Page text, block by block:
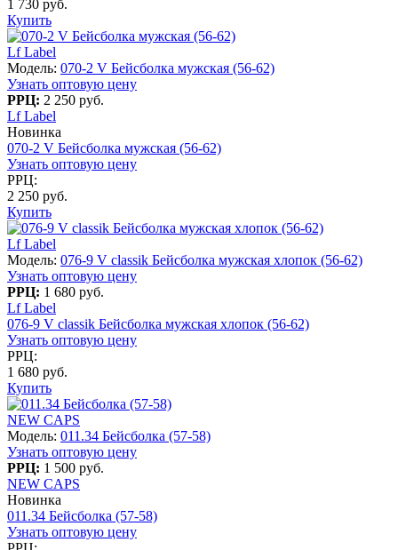
1 730 руб.
Купить
Lf Label
Модель: 070-2 V Бейсболка мужская (56-62)
Узнать оптовую цену
РРЦ: 2 250 руб.
Lf Label
Новинка
070-2 V Бейсболка мужская (56-62)
Узнать оптовую цену
РРЦ:
2 250 руб.
Купить
Lf Label
Модель: 076-9 V classik Бейсболка мужская хлопок (56-62)
Узнать оптовую цену
РРЦ: 1 680 руб.
Lf Label
076-9 V classik Бейсболка мужская хлопок (56-62)
Узнать оптовую цену
РРЦ:
1 680 руб.
Купить
NEW CAPS
Модель: 011.34 Бейсболка (57-58)
Узнать оптовую цену
РРЦ: 1 500 руб.
NEW CAPS
Новинка
011.34 Бейсболка (57-58)
Узнать оптовую цену